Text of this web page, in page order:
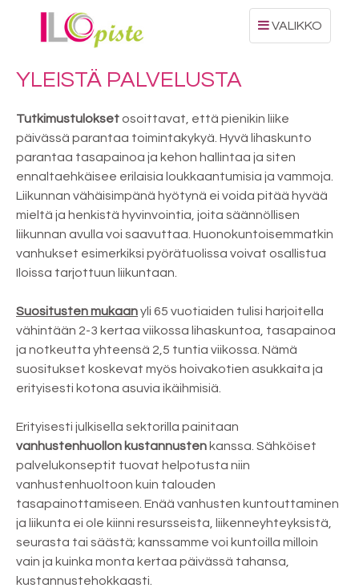
Toggle
navigation
VALIKKO
YLEISTÄ PALVELUSTA
Tutkimustulokset osoittavat, että pienikin liike
päivässä parantaa toimintakykyä. Hyvä lihaskunto
parantaa tasapainoa ja kehon hallintaa ja siten
ennaltaehkäisee erilaisia loukkaantumisia ja vammoja.
Liikunnan vähäisimpänä hyötynä ei voida pitää hyvää
mieltä ja henkistä hyvinvointia, joita säännöllisen
liikunnan avulla voi saavuttaa. Huonokuntoisemmatkin
vanhukset esimerkiksi pyörätuolissa voivat osallistua
Iloissa tarjottuun liikuntaan.
Suositusten mukaanyli 65 vuotiaiden tulisi harjoitella
vähintään 2-3 kertaa viikossa lihaskuntoa, tasapainoa
ja notkeutta yhteensä 2,5 tuntia viikossa. Nämä
suositukset koskevat myös hoivakotien asukkaita ja
erityisesti kotona asuvia ikäihmisiä.
Erityisesti julkisella sektorilla painitaan
vanhustenhuollon kustannusten kanssa. Sähköiset
palvelukonseptit tuovat helpotusta niin
vanhustenhuoltoon kuin talouden
tasapainottamiseen. Enää vanhusten kuntouttaminen
ja liikunta ei ole kiinni resursseista, liikenneyhteyksistä,
seurasta tai säästä; kanssamme voi kuntoilla milloin
vain ja kuinka monta kertaa päivässä tahansa,
kustannustehokkaasti.